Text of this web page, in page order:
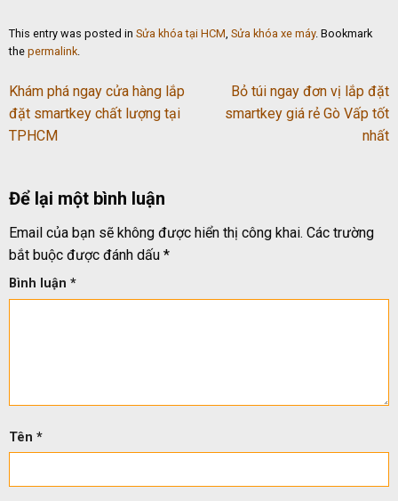
This entry was posted in Sửa khóa tại HCM, Sửa khóa xe máy. Bookmark
the permalink.
Khám phá ngay cửa hàng lắp
đặt smartkey chất lượng tại
TPHCM
Bỏ túi ngay đơn vị lắp đặt
smartkey giá rẻ Gò Vấp tốt
nhất
Để lại một bình luận
Email của bạn sẽ không được hiển thị công khai. Các trường
bắt buộc được đánh dấu *
Bình luận *
Tên *